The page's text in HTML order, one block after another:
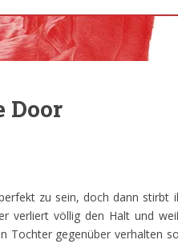
Door
zu sein, doch dann stirbt
verliert völlig den Halt und
Tochter gegenüber verhalten